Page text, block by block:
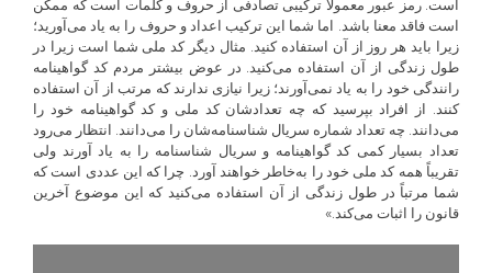
است. رمز عبور معمولاً ترکیبی تصادفی از حروف و کلمات است که ممکن
است فاقد معنا باشد. اما شما این ترکیب اعداد و حروف را به یاد می‌آورید؛
زیرا باید هر روز از آن استفاده کنید. مثال دیگر کد ملی شما است زیرا در
طول زندگی از آن استفاده می‌کنید. در عوض بیشتر مردم کد گواهینامه
رانندگی خود را به یاد نمی‌آورند؛ زیرا نیازی ندارند که مرتب از آن استفاده
کنند. از افراد بپرسید که چه تعدادشان کد ملی و کد گواهینامه خود را
می‌دانند. چه تعداد شماره سریال شناسنامه‌شان را می‌دانند. انتظار می‌رود
تعداد بسیار کمی کد گواهینامه و سریال شناسنامه را به یاد آورند ولی
تقریباً همه کد ملی خود را به‌خاطر خواهند آورد. چرا که این عددی است که
شما مرتباً در طول زندگی از آن استفاده می‌کنید که این موضوع آخرین
قانون را اثبات می‌کند.»